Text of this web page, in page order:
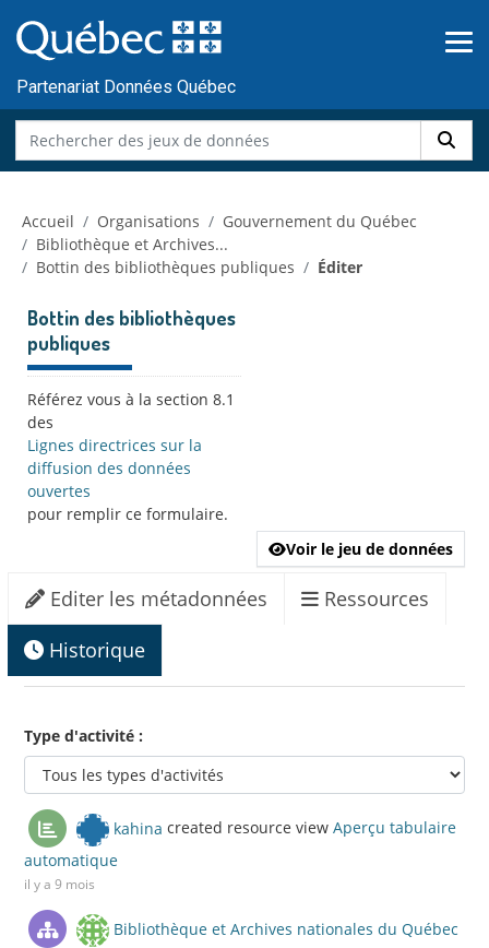
au
contenu
Partenariat Données Québec
Accueil Organisations
Gouvernement du Québec
Bibliothèque et Archives...
Bottin des bibliothèques publiques
Éditer
Bottin des bibliothèques
publiques
Référez vous à la section 8.1
des
Lignes directrices sur la
diffusion des données
ouvertes
pour remplir ce formulaire.
Voir le jeu de données
Editer les métadonnées
Ressources
Historique
Type d'activité
kahina created resource view Aperçu tabulaire
automatique
il y a 9 mois
Bibliothèque et Archives nationales du Québec